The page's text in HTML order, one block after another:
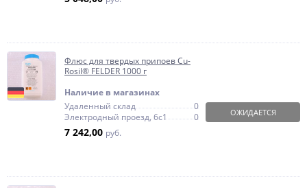
Флюс для твердых припоев Cu-
Rosil® FELDER 1000 г
Наличие в магазинах
Удаленный склад
0
Электродный проезд, 6с1
0
7 242,00 руб.
ОЖИДАЕТСЯ